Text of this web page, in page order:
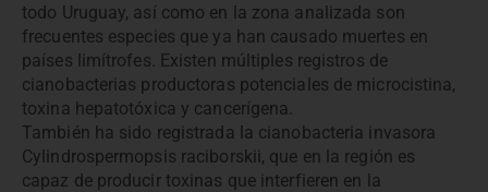
todo Uruguay, así como en la zona analizada son
frecuentes especies que ya han causado muertes en
países limítrofes. Existen múltiples registros de
cianobacterias productoras potenciales de microcistina,
toxina hepatotóxica y cancerígena.
También ha sido registrada la cianobacteria invasora
Cylindrospermopsis raciborskii, que en la región es
capaz de producir toxinas que interfieren en la